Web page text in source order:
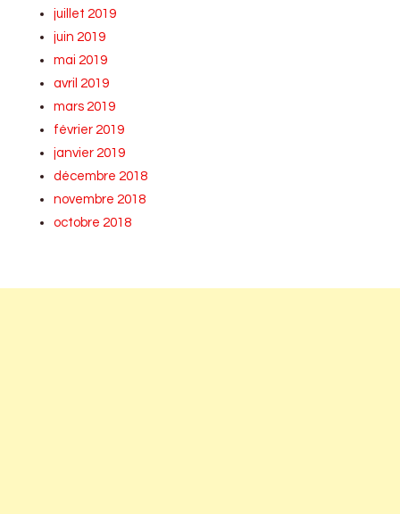
juillet 2019
juin 2019
mai 2019
avril 2019
mars 2019
février 2019
janvier 2019
décembre 2018
novembre 2018
octobre 2018